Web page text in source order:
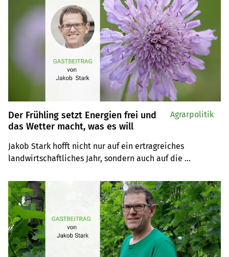
Der Frühling setzt Energien frei und
das Wetter macht, was es will
Jakob Stark hofft nicht nur auf ein ertragreiches
landwirtschaftliches Jahr, sondern auch auf die
Landes, über welche im Juni abgestimmt wird.
Agrarpolitik